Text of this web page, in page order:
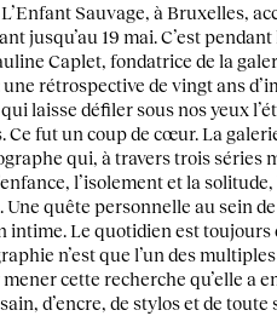
Sauvage, à Bruxelles,
jusqu’au 19 mai. C’est pendant
Caplet, fondatrice de la
rétrospective de vingt ans
laisse défiler sous nos yeux
Ce fut un coup de cœur. La
qui, à travers trois séries
l’isolement et la
Une quête personnelle au sein
intime. Le quotidien est toujours
n’est que l’un des
cette recherche qu’elle a
d’encre, de stylos et de toute